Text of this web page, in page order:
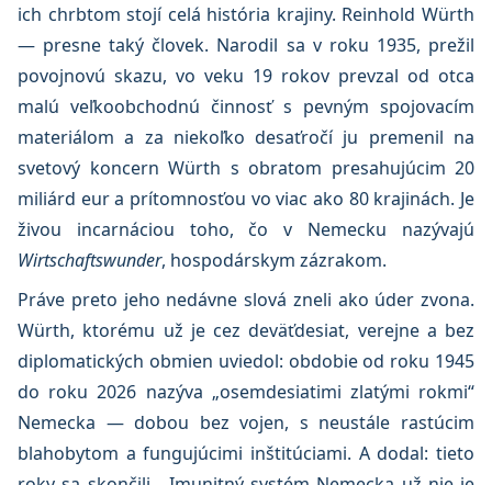
ich chrbtom stojí celá história krajiny. Reinhold Würth
— presne taký človek. Narodil sa v roku 1935, prežil
povojnovú skazu, vo veku 19 rokov prevzal od otca
malú veľkoobchodnú činnosť s pevným spojovacím
materiálom a za niekoľko desaťročí ju premenil na
svetový koncern Würth s obratom presahujúcim 20
miliárd eur a prítomnosťou vo viac ako 80 krajinách. Je
živou incarnáciou toho, čo v Nemecku nazývajú
Wirtschaftswunder, hospodárskym zázrakom.
Práve preto jeho nedávne slová zneli ako úder zvona.
Würth, ktorému už je cez deväťdesiat, verejne a bez
diplomatických obmien uviedol: obdobie od roku 1945
do roku 2026 nazýva „osemdesiatimi zlatými rokmi“
Nemecka — dobou bez vojen, s neustále rastúcim
blahobytom a fungujúcimi inštitúciami. A dodal: tieto